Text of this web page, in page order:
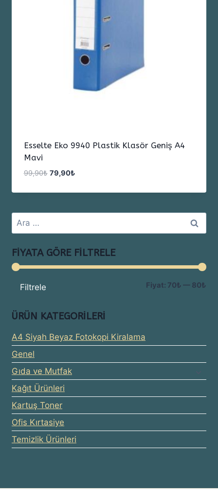
Esselte Eko 9940 Plastik Klasör Geniş A4
Mavi
99,90₺ Orijinal
99,90₺.
79,90₺Şu
fiyat:
Arama:
FIYATA GÖRE FILTRELE
Filtrele Fiyat: 70₺ — 80₺
ÜRÜN KATEGORILERI
A4 Siyah Beyaz Fotokopi Kiralama
Genel
Gıda ve Mutfak
Kağıt Ürünleri
Kartuş Toner
Ofis Kırtasiye
Temizlik Ürünleri